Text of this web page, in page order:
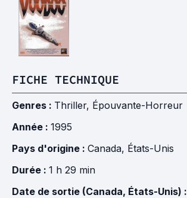
FICHE TECHNIQUE
Genres : Thriller, Épouvante-Horreur
Année : 1995
Pays d'origine : Canada, États-Unis
Durée : 1 h 29 min
Date de sortie (Canada, États-Unis) :